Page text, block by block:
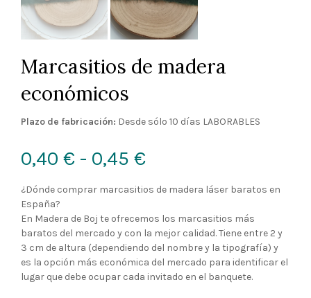
Marcasitios de madera
económicos
Plazo de fabricación: Desde sólo 10 días LABORABLES
0,40 € - 0,45 €Rango
de
precios:
desde
0,40 €
¿Dónde comprar marcasitios de madera láser baratos en
España?
En Madera de Boj te ofrecemos los marcasitios más
baratos del mercado y con la mejor calidad. Tiene entre 2 y
3 cm de altura (dependiendo del nombre y la tipografía) y
es la opción más económica del mercado para identificar el
lugar que debe ocupar cada invitado en el banquete.